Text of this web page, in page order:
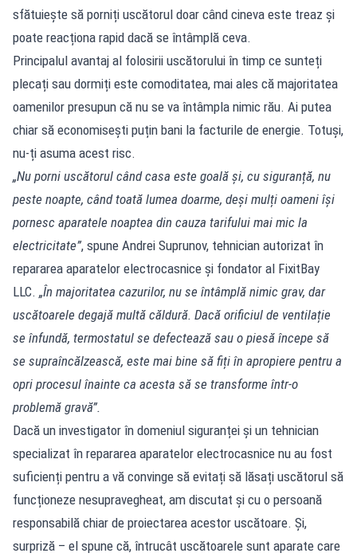
sfătuiește să porniți uscătorul doar când cineva este treaz și
poate reacționa rapid dacă se întâmplă ceva.
Principalul avantaj al folosirii uscătorului în timp ce sunteți
plecați sau dormiți este comoditatea, mai ales că majoritatea
oamenilor presupun că nu se va întâmpla nimic rău. Ai putea
chiar să economisești puțin bani la facturile de energie. Totuși,
nu-ți asuma acest risc.
„Nu porni uscătorul când casa este goală și, cu siguranță, nu
peste noapte, când toată lumea doarme, deși mulți oameni își
pornesc aparatele noaptea din cauza tarifului mai mic la
electricitate”, spune Andrei Suprunov, tehnician autorizat în
repararea aparatelor electrocasnice și fondator al FixitBay
LLC. „În majoritatea cazurilor, nu se întâmplă nimic grav, dar
uscătoarele degajă multă căldură. Dacă orificiul de ventilație
se înfundă, termostatul se defectează sau o piesă începe să
se supraîncălzească, este mai bine să fiți în apropiere pentru a
opri procesul înainte ca acesta să se transforme într-o
problemă gravă”.
Dacă un investigator în domeniul siguranței și un tehnician
specializat în repararea aparatelor electrocasnice nu au fost
suficienți pentru a vă convinge să evitați să lăsați uscătorul să
funcționeze nesupravegheat, am discutat și cu o persoană
responsabilă chiar de proiectarea acestor uscătoare. Și,
surpriză – el spune că, întrucât uscătoarele sunt aparate care